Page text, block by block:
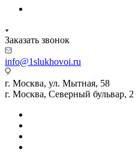
Заказать звонок
info@1slukhovoi.ru
г. Москва, ул. Мытная, 58
г. Москва, Северный бульвар, 2